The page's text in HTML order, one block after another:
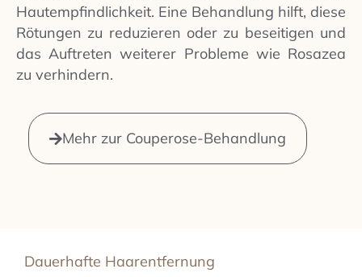
Hautempfindlichkeit. Eine Behandlung hilft, diese
Rötungen zu reduzieren oder zu beseitigen und
das Auftreten weiterer Probleme wie Rosazea
zu verhindern.
Mehr zur Couperose-Behandlung
Dauerhafte Haarentfernung